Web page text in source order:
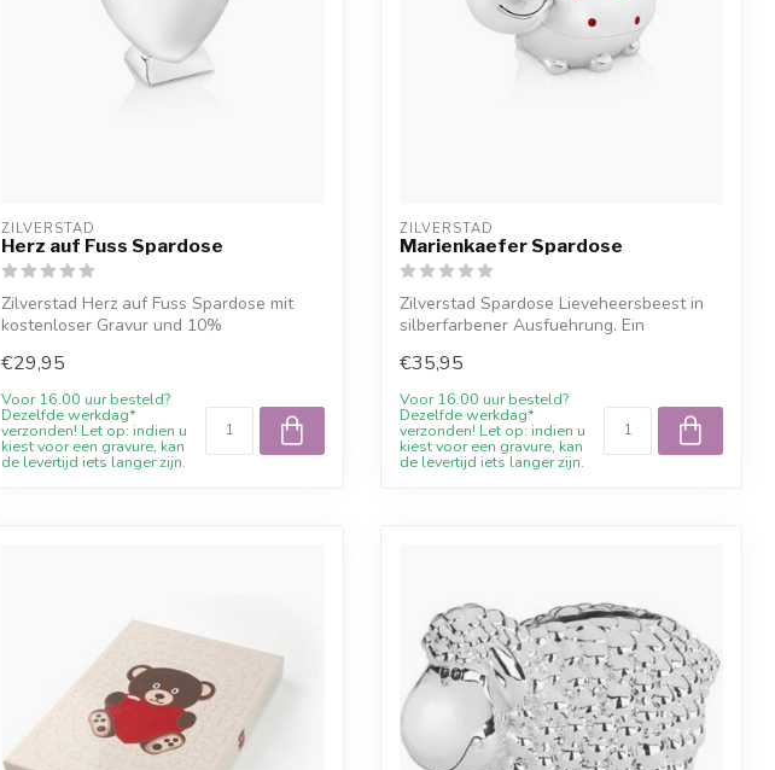
ZILVERSTAD
Herz auf Fuss Spardose
Zilverstad Herz auf Fuss Spardose mit
kostenloser Gravur und 10%
€29,95
Voor 16.00 uur besteld?
Dezelfde werkdag*
verzonden! Let op: indien u
kiest voor een gravure, kan
de levertijd iets langer zijn.
ZILVERSTAD
Marienkaefer Spardose
Zilverstad Spardose Lieveheersbeest in
silberfarbener Ausfuehrung. Ein
€35,95
Voor 16.00 uur besteld?
Dezelfde werkdag*
verzonden! Let op: indien u
kiest voor een gravure, kan
de levertijd iets langer zijn.